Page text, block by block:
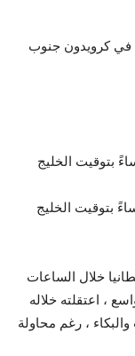
في كرويدون جنوب
(يوليو) 2023: 03:34 مساءً بتوقيت الخليج
(يوليو) 2023: 05:40 مساءً بتوقيت الخليج
خلال الساعات
، اعتقلته خلاله
، رغم محاولة